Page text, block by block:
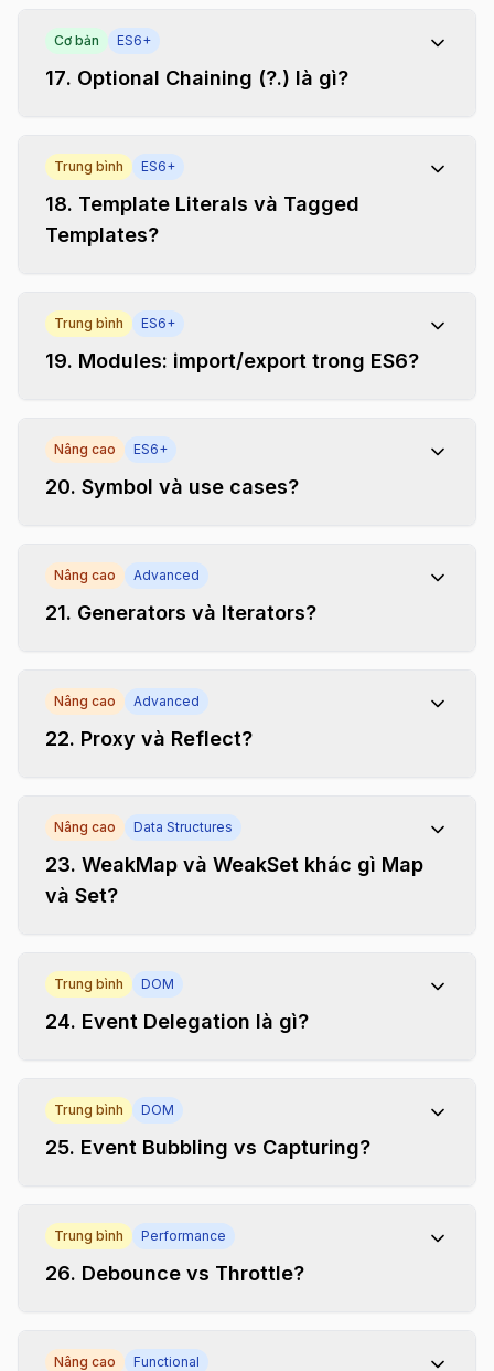
Cơ bản ES6+
17. Optional Chaining (?.) là gì?
Trung bình ES6+
18. Template Literals và Tagged
Templates?
Trung bình ES6+
19. Modules: import/export trong ES6?
Nâng cao ES6+
20. Symbol và use cases?
Nâng cao Advanced
21. Generators và Iterators?
Nâng cao Advanced
22. Proxy và Reflect?
Nâng cao Data Structures
23. WeakMap và WeakSet khác gì Map
và Set?
Trung bình DOM
24. Event Delegation là gì?
Trung bình DOM
25. Event Bubbling vs Capturing?
Trung bình Performance
26. Debounce vs Throttle?
Nâng cao Functional